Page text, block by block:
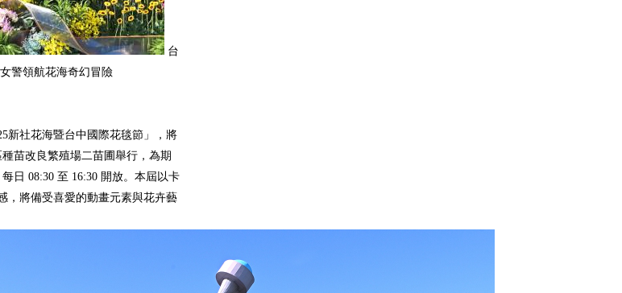
台
警領航花海奇幻冒險
新社花海暨台中國際花毯節」，將
苗改良繁殖場二苗圃舉行，為期
日 08:30 至 16:30 開放。本屆以卡
，將備受喜愛的動畫元素與花卉藝